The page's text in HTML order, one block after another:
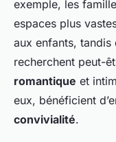
exemple, les
espaces plus
aux enfants, tandis
recherchent peut-
romantique et
eux, bénéficient
convivialité.